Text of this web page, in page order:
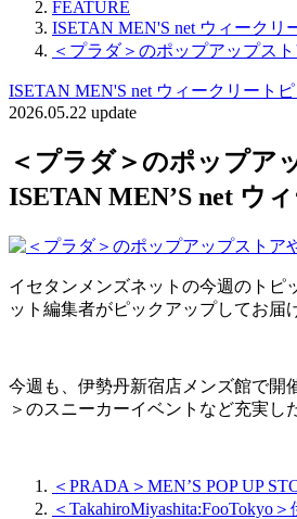
FEATURE
ISETAN MEN'S net ウィークリ
＜プラダ＞のポップアップス
ISETAN MEN'S net ウィークリート
2026.05.22 update
＜プラダ＞のポップア
ISETAN MEN’S net ウ
イセタンメンズネットの今週のトピ
ット編集者がピックアップしてお届
今週も、伊勢丹新宿店メンズ館で開
＞のスニーカーイベントなど充実
＜PRADA＞MEN’S POP UP
＜TakahiroMiyashita:FooTokyo